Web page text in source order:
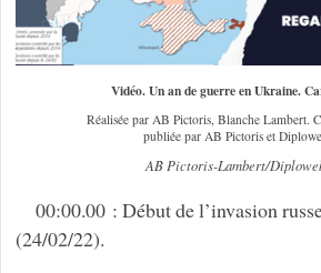
Vidéo. Un an de guerre en Ukraine.
Réalisée par AB Pictoris, Blanche Lambert.
publiée par AB Pictoris et
AB Pictoris-Lambert/
00:00.00 : Début de l’invasion
(24/02/22).